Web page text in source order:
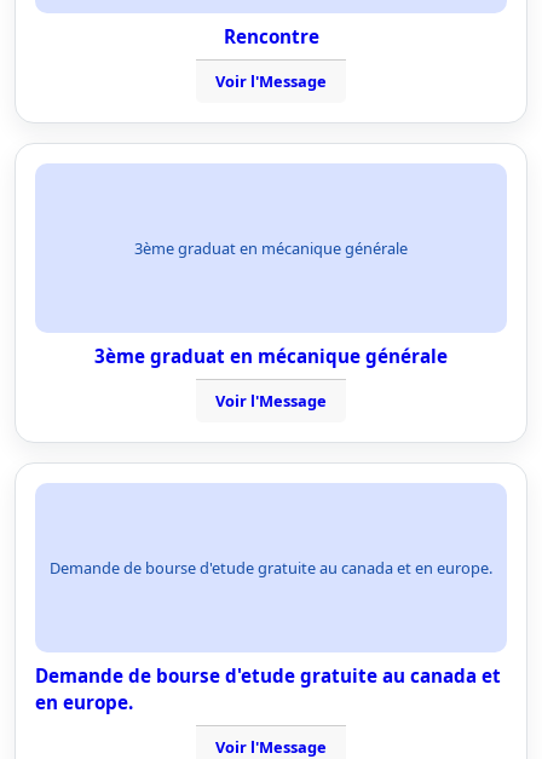
Rencontre
Voir l'Message
3ème graduat en mécanique générale
3ème graduat en mécanique générale
Voir l'Message
Demande de bourse d'etude gratuite au canada et en europe.
Demande de bourse d'etude gratuite au canada et
en europe.
Voir l'Message